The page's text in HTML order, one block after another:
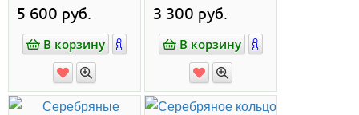
БРАСЛЕТЫ
КОЛЬЕ